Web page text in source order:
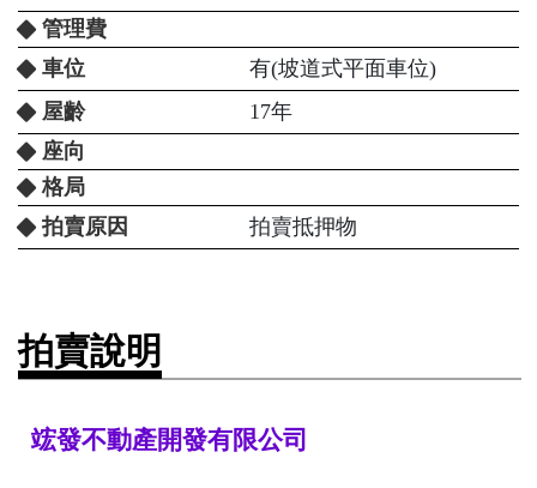
管理費
車位
有(坡道式平面車位)
屋齡
17年
座向
格局
拍賣原因
拍賣抵押物
拍賣說明
竤發不動產開發有限公司